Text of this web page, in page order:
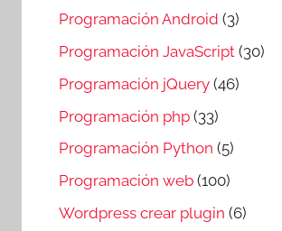
Programación Android (3)
Programación JavaScript (30)
Programación jQuery (46)
Programación php (33)
Programación Python (5)
Programación web (100)
Wordpress crear plugin (6)